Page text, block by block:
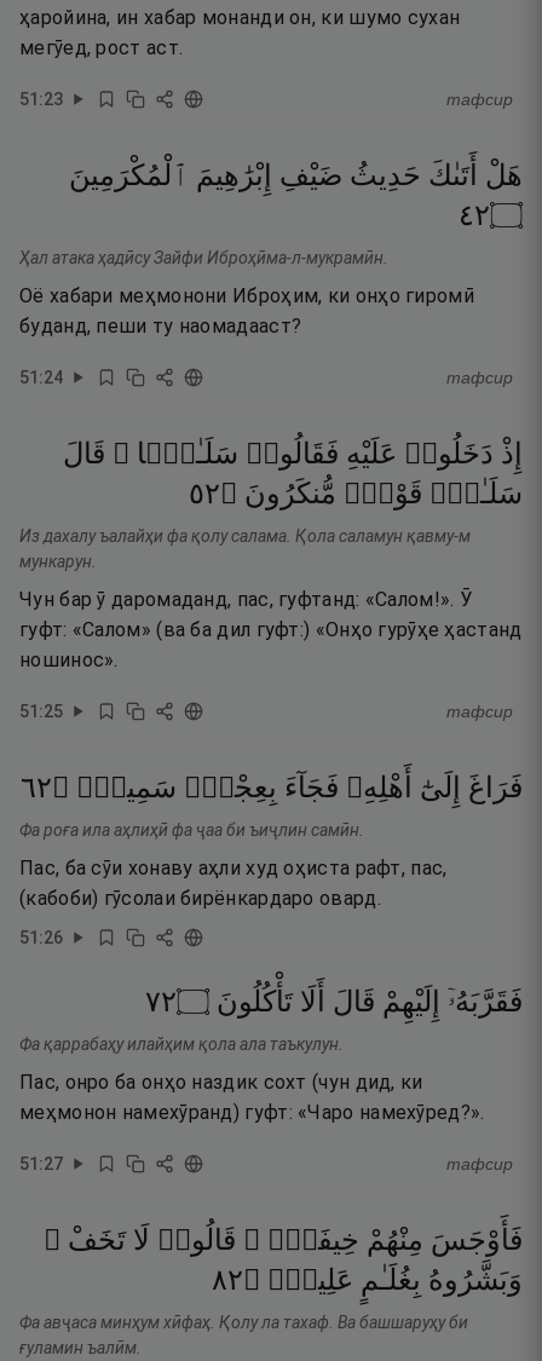
ҳаройина, ин хабар монанди он, ки шумо сухан
мегӯед, рост аст.
51:23 тафсир
هَلْ أَتَىٰكَ حَدِيثُ ضَيْفِ إِبْرَٰهِيمَ ٱلْمُكْرَمِينَ
۝٢٤
Ҳал атака ҳадӣсу Зайфи Иброҳӣма-л-мукрамӣн.
Оё хабари меҳмонони Иброҳим, ки онҳо гиромӣ
буданд, пеши ту наомадааст?
51:24 тафсир
إِذْ دَخَلُوا۟ عَلَيْهِ فَقَالُوا۟ سَلَـٰمًۭا ۖ قَالَ
سَلَـٰمٌۭ قَوْمٌۭ مُّنكَرُونَ ۝٢٥
Из дахалу ъалайҳи фа қолу салама. Қола саламун қавму-м
мункарун.
Чун бар ӯ даромаданд, пас, гуфтанд: «Салом!». Ӯ
гуфт: «Салом» (ва ба дил гуфт:) «Онҳо гурӯҳе ҳастанд
ношинос».
51:25 тафсир
فَرَاغَ إِلَىٰٓ أَهْلِهِۦ فَجَآءَ بِعِجْلٍۢ سَمِينٍۢ ۝٢٦
Фа роға ила аҳлиҳӣ фа ҷаа би ъиҷлин самӣн.
Пас, ба сӯи хонаву аҳли худ оҳиста рафт, пас,
(кабоби) гӯсолаи бирёнкардаро овард.
51:26
فَقَرَّبَهُۥٓ إِلَيْهِمْ قَالَ أَلَا تَأْكُلُونَ ۝٢٧
Фа қаррабаҳу илайҳим қола ала таъкулун.
Пас, онро ба онҳо наздик сохт (чун дид, ки
меҳмонон намехӯранд) гуфт: «Чаро намехӯред?».
51:27 тафсир
فَأَوْجَسَ مِنْهُمْ خِيفَةًۭ ۖ قَالُوا۟ لَا تَخَفْ ۖ
وَبَشَّرُوهُ بِغُلَـٰمٍ عَلِيمٍۢ ۝٢٨
Фа авҷаса минҳум хӣфаҳ. Қолу ла тахаф. Ва башшаруҳу би
ғуламин ъалӣм.